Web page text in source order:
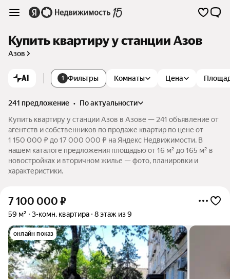
Купить квартиру у станции Азов
Азов
AI 1 Фильтры Комнаты Цена
241 предложение •
по актуальности
Купить квартиру у станции Азов в Азове — 241 объявление от
агентств и собственников по продаже квартир по цене от
1 150 000 ₽ до 17 000 000 ₽ на Яндекс Недвижимости. В
нашем каталоге предложения площадью от 16 м² до 165 м² в
новостройках и вторичном жилье — фото, планировки и
характеристики.
7 100 000 ₽
59 м² 3-комн. квартира 8 этаж из 9
онлайн показ